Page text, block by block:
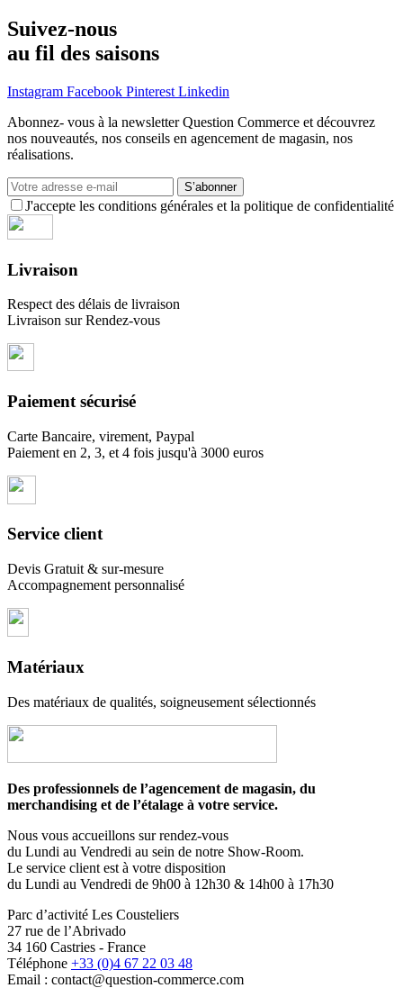
Suivez-nous
au fil des saisons
Instagram Facebook Pinterest Linkedin
Abonnez- vous à la newsletter Question Commerce et découvrez
nos nouveautés, nos conseils en agencement de magasin, nos
réalisations.
S’abonner
J'accepte les conditions générales et la politique de confidentialité
Livraison
Respect des délais de livraison
Livraison sur Rendez-vous
Paiement sécurisé
Carte Bancaire, virement, Paypal
Paiement en 2, 3, et 4 fois jusqu'à 3000 euros
Service client
Devis Gratuit & sur-mesure
Accompagnement personnalisé
Matériaux
Des matériaux de qualités, soigneusement sélectionnés
Des professionnels de l’agencement de magasin, du
merchandising et de l’étalage à votre service.
Nous vous accueillons sur rendez-vous
du Lundi au Vendredi au sein de notre Show-Room.
Le service client est à votre disposition
du Lundi au Vendredi de 9h00 à 12h30 & 14h00 à 17h30
Parc d’activité Les Cousteliers
27 rue de l’Abrivado
34 160 Castries - France
Téléphone +33 (0)4 67 22 03 48
Email : contact@question-commerce.com